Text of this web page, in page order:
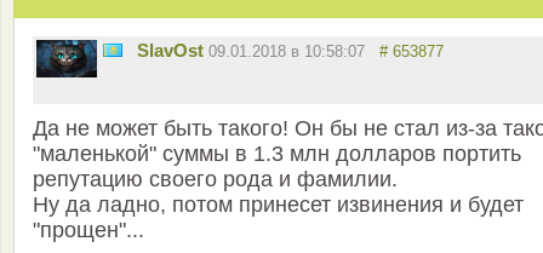
SlavOst 09.01.2018 в 10:58:07 # 653877
Да не может быть такого! Он бы не стал из-за
"маленькой" суммы в 1.3 млн долларов портить
репутацию своего рода и фамилии.
Ну да ладно, потом принесет извинения и будет
"прощен"...